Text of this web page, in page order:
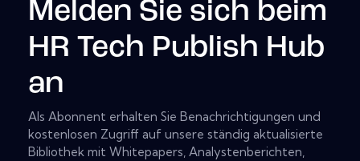
Melden Sie sich beim
HR Tech Publish Hub
an
Als Abonnent erhalten Sie Benachrichtigungen und
kostenlosen Zugriff auf unsere ständig aktualisierte
Bibliothek mit Whitepapers, Analystenberichten,